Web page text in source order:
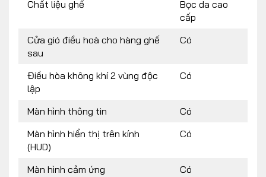
Chất liệu ghế
Bọc da cao
cấp
Cửa gió điều hoà cho hàng ghế
sau
Có
Điều hòa không khí 2 vùng độc
lập
Có
Màn hình thông tin
Có
Màn hình hiển thị trên kính
(HUD)
Có
Màn hình cảm ứng
Có